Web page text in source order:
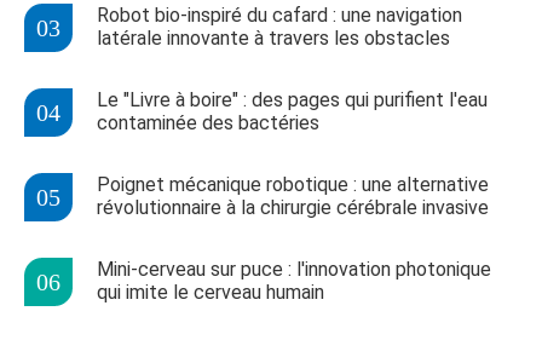
Robot bio-inspiré du cafard : une navigation
latérale innovante à travers les obstacles
Le "Livre à boire" : des pages qui purifient l'eau
contaminée des bactéries
Poignet mécanique robotique : une alternative
révolutionnaire à la chirurgie cérébrale invasive
Mini-cerveau sur puce : l'innovation photonique
qui imite le cerveau humain